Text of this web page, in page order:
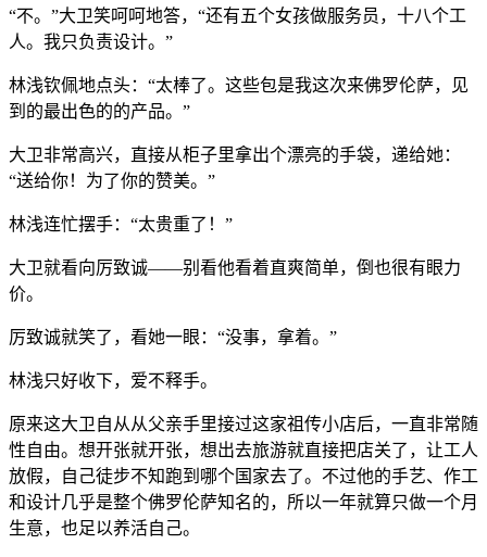
“不。”大卫笑呵呵地答，“还有五个女孩做服务员，十八个工
人。我只负责设计。”
林浅钦佩地点头：“太棒了。这些包是我这次来佛罗伦萨，见
到的最出色的的产品。”
大卫非常高兴，直接从柜子里拿出个漂亮的手袋，递给她：
“送给你！为了你的赞美。”
林浅连忙摆手：“太贵重了！”
大卫就看向厉致诚——别看他看着直爽简单，倒也很有眼力
价。
厉致诚就笑了，看她一眼：“没事，拿着。”
林浅只好收下，爱不释手。
原来这大卫自从从父亲手里接过这家祖传小店后，一直非常随
性自由。想开张就开张，想出去旅游就直接把店关了，让工人
放假，自己徒步不知跑到哪个国家去了。不过他的手艺、作工
和设计几乎是整个佛罗伦萨知名的，所以一年就算只做一个月
生意，也足以养活自己。